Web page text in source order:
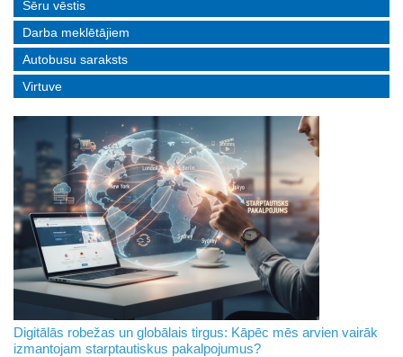
Sēru vēstis
Darba meklētājiem
Autobusu saraksts
Virtuve
Digitālās robežas un globālais tirgus: Kāpēc mēs arvien vairāk
izmantojam starptautiskus pakalpojumus?